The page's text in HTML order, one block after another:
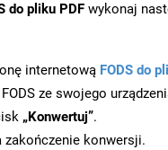
do pliku PDF wykonaj
internetową FODS do
ze swojego
„Konwertuj”.
zakończenie konwersji.